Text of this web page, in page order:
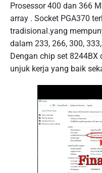
Prosessor 400 dan 366
array . Socket PGA370
tradisional.yang
dalam 233, 266, 300,
Dengan chip set
unjuk kerja yang baik